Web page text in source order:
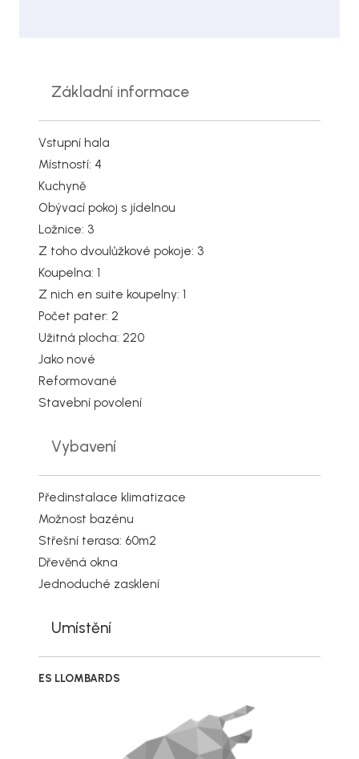
Základní informace
Vstupní hala
Místností: 4
Kuchyně
Obývací pokoj s jídelnou
Ložnice: 3
Z toho dvoulůžkové pokoje: 3
Koupelna: 1
Z nich en suite koupelny: 1
Počet pater: 2
Užitná plocha: 220
Jako nové
Reformované
Stavební povolení
Vybavení
Předinstalace klimatizace
Možnost bazénu
Střešní terasa: 60m2
Dřevěná okna
Jednoduché zasklení
Umístění
ES LLOMBARDS